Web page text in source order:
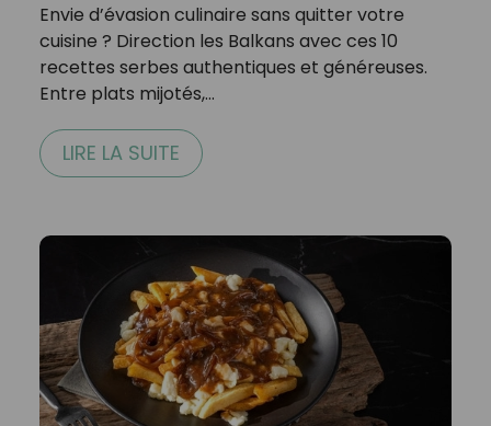
Envie d’évasion culinaire sans quitter votre
cuisine ? Direction les Balkans avec ces 10
recettes serbes authentiques et généreuses.
Entre plats mijotés,…
LIRE LA SUITE